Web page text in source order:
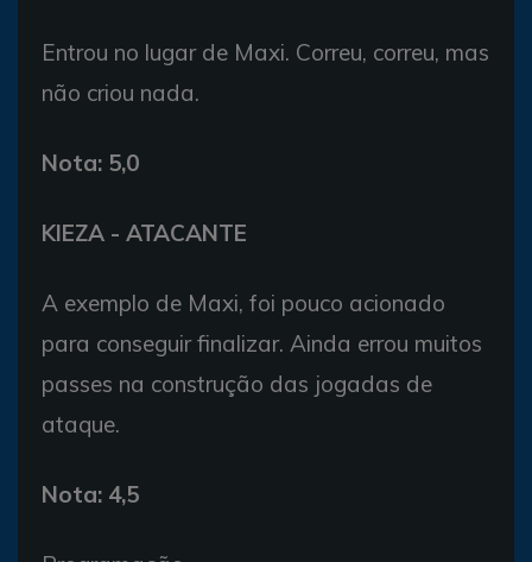
Entrou no lugar de Maxi. Correu, correu, mas
não criou nada.
Nota: 5,0
KIEZA - ATACANTE
A exemplo de Maxi, foi pouco acionado
para conseguir finalizar. Ainda errou muitos
passes na construção das jogadas de
ataque.
Nota: 4,5